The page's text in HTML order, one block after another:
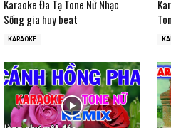
Karaoke Đa Tạ Tone Nữ Nhạc
Sống gia huy beat
KARAOKE